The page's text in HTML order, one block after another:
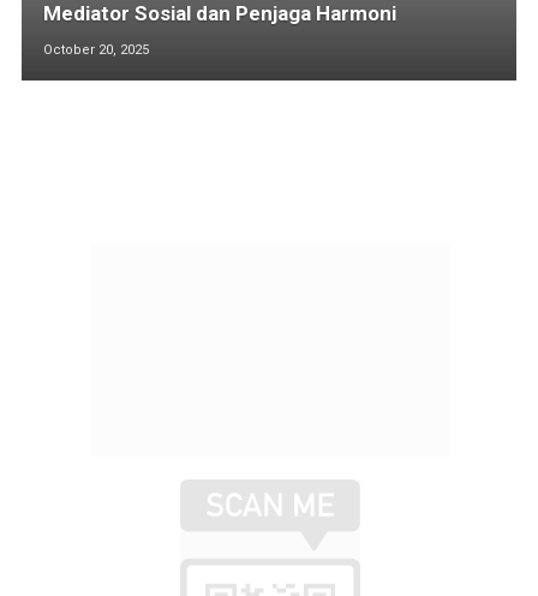
Mediator Sosial dan Penjaga Harmoni
October 20, 2025